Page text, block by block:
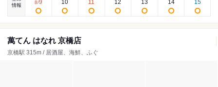
情報
8/9 10 11 12 13 14 15
萬てん はなれ 京橋店
京橋駅 315m / 居酒屋、海鮮、ふぐ